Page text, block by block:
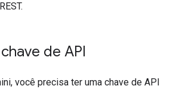
de API
você precisa ter uma chave de API